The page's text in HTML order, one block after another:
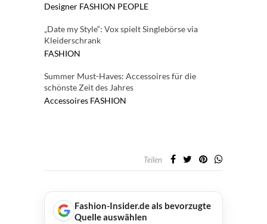
Designer FASHION PEOPLE
„Date my Style“: Vox spielt Singlebörse via
Kleiderschrank
FASHION
Summer Must-Haves: Accessoires für die
schönste Zeit des Jahres
Accessoires FASHION
Teilen
Fashion-Insider.de als bevorzugte
Quelle auswählen